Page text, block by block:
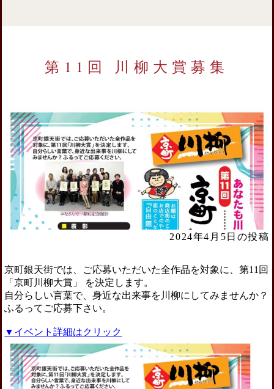
第11回 川柳大賞募集
2024年4月5日の投稿
京町銀天街では、ご応募いただいた全作品を対象に、第11回
「京町川柳大賞」 を決定します。
自分らしい言葉で、身近な出来事を川柳にしてみませんか？
ふるってご応募下さい。
▼イベント詳細はクリック